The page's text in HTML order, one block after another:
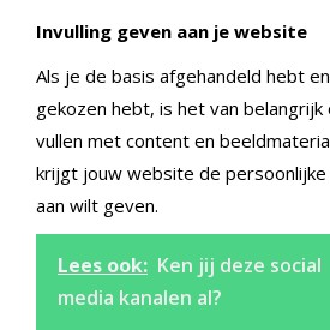
Invulling geven aan je website
Als je de basis afgehandeld hebt
gekozen hebt, is het van
vullen met content en
krijgt jouw website de
aan wilt geven.
Lees ook: Ken jij deze social
media kanalen al?